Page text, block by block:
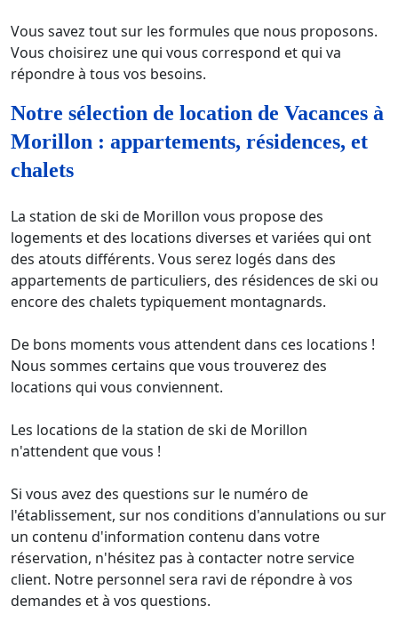
Vous savez tout sur les formules que nous proposons.
Vous choisirez une qui vous correspond et qui va
répondre à tous vos besoins.
Notre sélection de location de Vacances à
Morillon : appartements, résidences, et
chalets
La station de ski de Morillon vous propose des
logements et des locations diverses et variées qui ont
des atouts différents. Vous serez logés dans des
appartements de particuliers, des résidences de ski ou
encore des chalets typiquement montagnards.
De bons moments vous attendent dans ces locations !
Nous sommes certains que vous trouverez des
locations qui vous conviennent.
Les locations de la station de ski de Morillon
n'attendent que vous !
Si vous avez des questions sur le numéro de
l'établissement, sur nos conditions d'annulations ou sur
un contenu d'information contenu dans votre
réservation, n'hésitez pas à contacter notre service
client. Notre personnel sera ravi de répondre à vos
demandes et à vos questions.